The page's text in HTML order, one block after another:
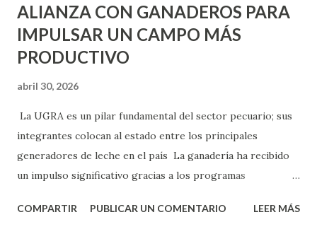
ALIANZA CON GANADEROS PARA
IMPULSAR UN CAMPO MÁS
PRODUCTIVO
abril 30, 2026
La UGRA es un pilar fundamental del sector pecuario; sus
integrantes colocan al estado entre los principales
generadores de leche en el país La ganadería ha recibido
un impulso significativo gracias a los programas
muestra de su respaldo firme y decidido al campo, la
COMPARTIR PUBLICAR UN COMENTARIO LEER MÁS